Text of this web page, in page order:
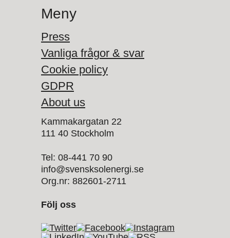
Meny
Press
Vanliga frågor & svar
Cookie policy
GDPR
About us
Kammakargatan 22
111 40 Stockholm
Tel: 08-441 70 90
info@svensksolenergi.se
Org.nr: 882601-2711
Följ oss